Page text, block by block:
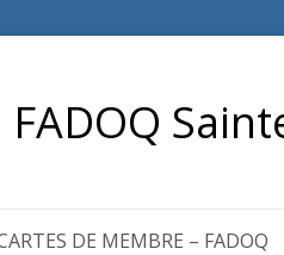
FADOQ
DE MEMBRE – FADOQ